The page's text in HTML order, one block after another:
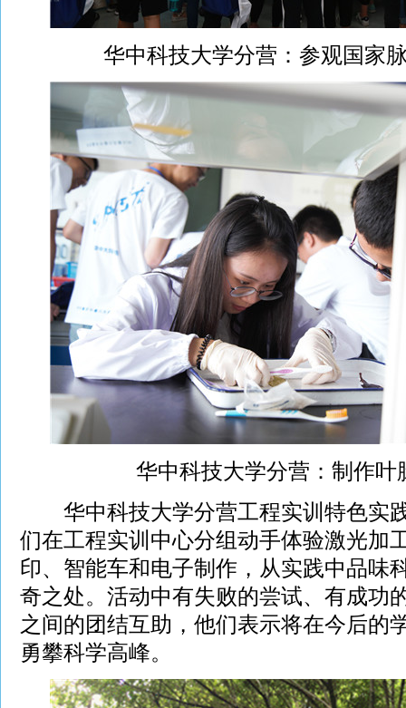
华中科技大学分营：参观国家
华中科技大学分营：制作叶
华中科技大学分营工程实训特色实
们在工程实训中心分组动手体验激光加
印、智能车和电子制作，从实践中品味
奇之处。活动中有失败的尝试、有成功
之间的团结互助，他们表示将在今后的
勇攀科学高峰。